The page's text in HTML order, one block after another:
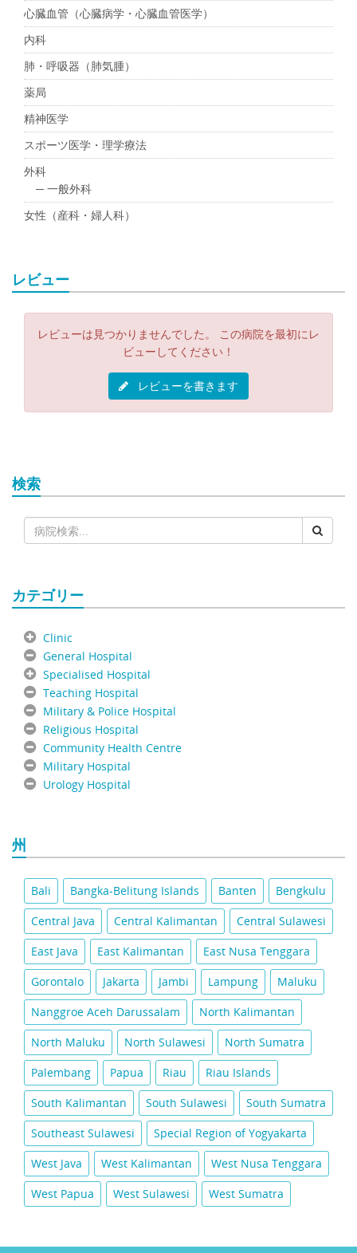
心臓血管（心臓病学・心臓血管医学）
内科
肺・呼吸器（肺気腫）
薬局
精神医学
スポーツ医学・理学療法
外科
─ 一般外科
女性（産科・婦人科）
レビュー
レビューは見つかりませんでした。 この病院を最初にレ
ビューしてください！
レビューを書きます
検索
カテゴリー
Clinic
General Hospital
Specialised Hospital
Teaching Hospital
Military & Police Hospital
Religious Hospital
Community Health Centre
Military Hospital
Urology Hospital
州
Bali Bangka-Belitung Islands Banten
Bengkulu
Central Java
Central Kalimantan
Central Sulawesi
East Java
East Kalimantan
East Nusa Tenggara
Gorontalo
Jakarta Jambi Lampung
Maluku
Nanggroe Aceh Darussalam
North Kalimantan
North Maluku
North Sulawesi
North Sumatra
Palembang
Papua Riau
Riau Islands
South Kalimantan
South Sulawesi
South Sumatra
Southeast Sulawesi
Special Region of Yogyakarta
West Java
West Kalimantan
West Nusa Tenggara
West Papua
West Sulawesi West Sumatra